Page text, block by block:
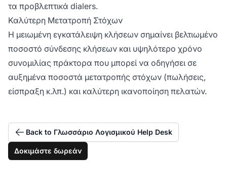
τα προβλεπτικά dialers.
Καλύτερη Μετατροπή Στόχων
Η μειωμένη εγκατάλειψη κλήσεων σημαίνει βελτιωμένο
ποσοστό σύνδεσης κλήσεων και υψηλότερο χρόνο
συνομιλίας πράκτορα που μπορεί να οδηγήσει σε
αυξημένα ποσοστά μετατροπής στόχων (πωλήσεις,
είσπραξη κ.λπ.) και καλύτερη ικανοποίηση πελατών.
Back to Γλωσσάριο Λογισμικού Help Desk
Δοκιμάστε δωρεάν